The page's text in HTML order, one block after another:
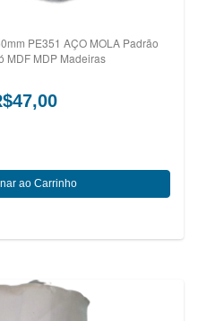
PE351 AÇO MOLA Padrão
MDF MDP Madeiras